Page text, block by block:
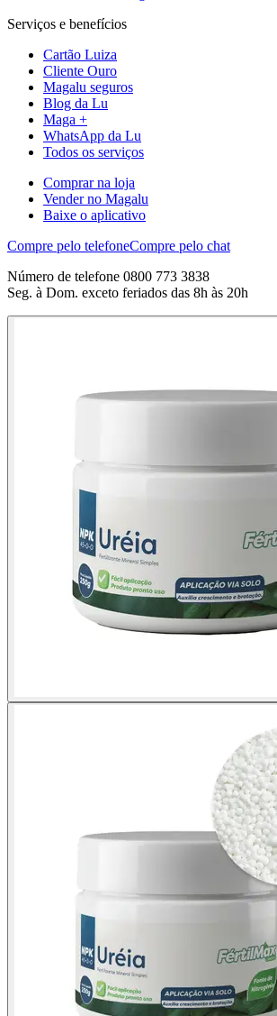
Serviços e benefícios
Cartão Luiza
Cliente Ouro
Magalu seguros
Blog da Lu
Maga +
WhatsApp da Lu
Todos os serviços
Comprar na loja
Vender no Magalu
Baixe o aplicativo
Compre pelo telefoneCompre pelo chat
Número de telefone 0800 773 3838
Seg. à Dom. exceto feriados das 8h às 20h